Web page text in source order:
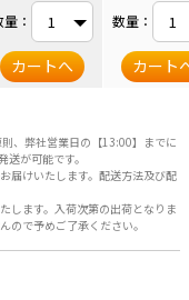
：
カートへ
数量：
カート
、弊社営業日の【13:00】までに
が可能です。
届けいたします。配送方法及び配
します。入荷次第の出荷となりま
ので予めご了承ください。